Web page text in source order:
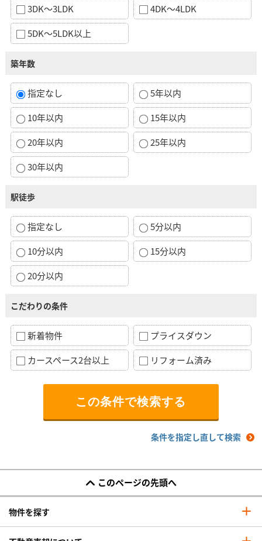
3DK～3LDK
4DK～4LDK
5DK～5LDK以上
築年数
指定なし
5年以内
10年以内
15年以内
20年以内
25年以内
30年以内
駅徒歩
指定なし
5分以内
10分以内
15分以内
20分以内
こだわりの条件
新着物件
プライスダウン
カースペース2台以上
リフォーム済み
条件を指定し直して検索
このページの先頭へ
物件を探す